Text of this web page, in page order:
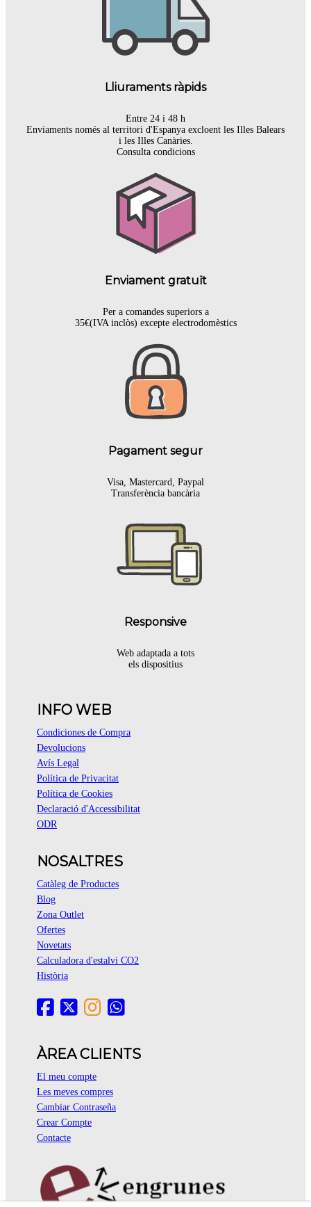
Lliuraments ràpids
Entre 24 i 48 h
Enviaments només al territori d'Espanya excloent les Illes Balears
i les Illes Canàries.
Consulta condicions
Enviament gratuït
Per a comandes superiors a
35€(IVA inclòs) excepte electrodomèstics
Pagament segur
Visa, Mastercard, Paypal
Transferència bancària
Responsive
Web adaptada a tots
els dispositius
INFO WEB
Condiciones de Compra
Devolucions
Avís Legal
Política de Privacitat
Política de Cookies
Declaració d'Accessibilitat
ODR
NOSALTRES
Catàleg de Productes
Blog
Zona Outlet
Ofertes
Novetats
Calculadora d'estalvi CO2
Història
ÀREA CLIENTS
El meu compte
Les meves compres
Cambiar Contraseña
Crear Compte
Contacte